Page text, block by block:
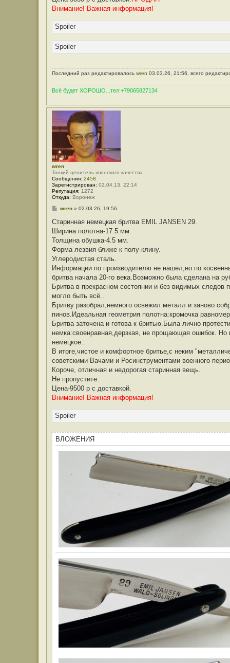
Внимание! Важная информация!
Spoiler
Spoiler
Последний раз редактировалось wren 03.03.26, 21:56, всего
Всё будет ХОРОШО...тел:+79065827134
wren
Тонкий ценитель японского качества
Сообщения: 2458
Зарегистрирован: 02.04.13, 22:14
Репутация: 1272
Откуда: Воронеж
С
о
щ
е
и
е
wren» 02.03.26, 19:56
Старинная немецкая бритва EMIL JANSEN 29.
Ширина полотна-17.5 мм.
Толщина обушка-4.5 мм.
Форма лезвия ближе к полу-клину.
Углеродистая сталь.
Информации по производителю не нашел,но по
бритва начала 20-го века.Возможно была сделана на
Бритва в прекрасном состоянии и без видимых следов
могло быть всё..
Бритву разобрал,немного освежил металл и заново
пинов.Идеальная геометрия полотна:кромочка
Бритва заточена и готова к бритью.Была лично
немка:своенравная,дерзкая, не прощающая ошибок.
немецкое..
В итоге,чистое и комфортное бритье,с неким
советскими Вачами и Росинструментами военного
Короче, отличная и недорогая старинная вещь.
Не пропустите.
Цена-9500 р с доставкой.
Внимание! Важная информация!
Spoiler
ВЛОЖЕНИЯ